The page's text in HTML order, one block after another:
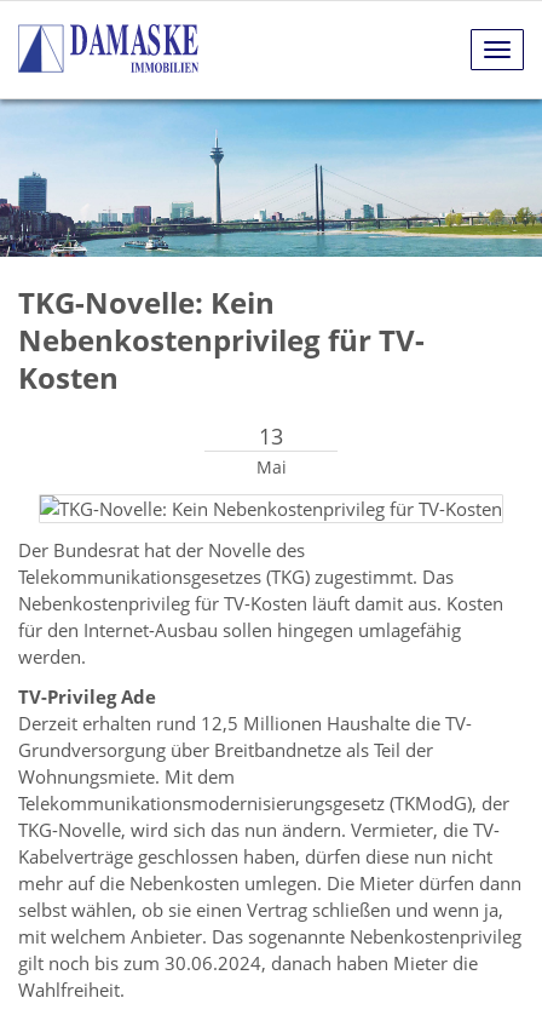
TKG-Novelle: Kein
Nebenkostenprivileg für TV-
Kosten
13
Mai
Der Bundesrat hat der Novelle des
Telekommunikationsgesetzes (TKG) zugestimmt. Das
Nebenkostenprivileg für TV-Kosten läuft damit aus. Kosten
für den Internet-Ausbau sollen hingegen umlagefähig
werden.
TV-Privileg Ade
Derzeit erhalten rund 12,5 Millionen Haushalte die TV-
Grundversorgung über Breitbandnetze als Teil der
Wohnungsmiete. Mit dem
Telekommunikationsmodernisierungsgesetz (TKModG), der
TKG-Novelle, wird sich das nun ändern. Vermieter, die TV-
Kabelverträge geschlossen haben, dürfen diese nun nicht
mehr auf die Nebenkosten umlegen. Die Mieter dürfen dann
selbst wählen, ob sie einen Vertrag schließen und wenn ja,
mit welchem Anbieter. Das sogenannte Nebenkostenprivileg
gilt noch bis zum 30.06.2024, danach haben Mieter die
Wahlfreiheit.